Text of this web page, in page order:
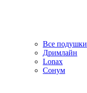
Все подушки
Дримлайн
Lonax
Сонум